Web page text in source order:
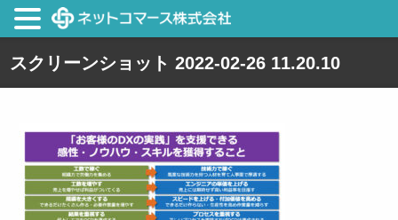
スクリーンショット 2022-02-26 11.20.10